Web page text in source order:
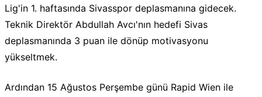
Lig'in 1. haftasında Sivasspor deplasmanına gidecek.
Teknik Direktör Abdullah Avcı'nın hedefi Sivas
deplasmanında 3 puan ile dönüp motivasyonu
yükseltmek.
Ardından 15 Ağustos Perşembe günü Rapid Wien ile